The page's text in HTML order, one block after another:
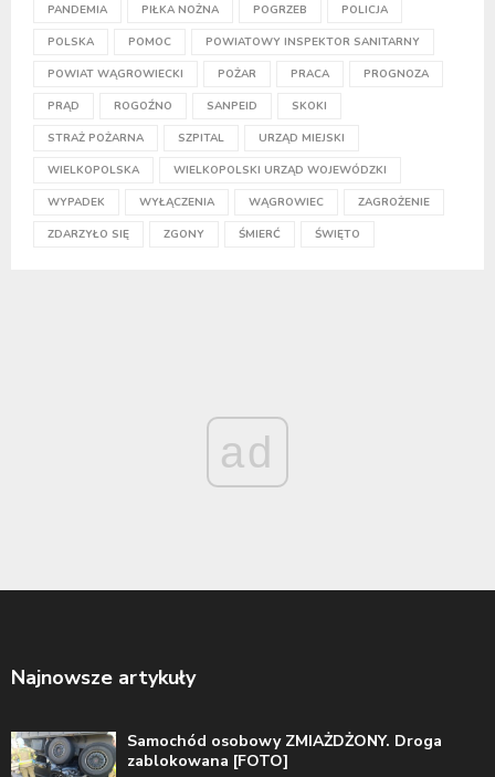
PANDEMIA PIŁKA NOŻNA POGRZEB POLICJA
POLSKA POMOC POWIATOWY INSPEKTOR SANITARNY
POWIAT WĄGROWIECKI POŻAR PRACA PROGNOZA
PRĄD ROGOŹNO SANPEID SKOKI
STRAŻ POŻARNA SZPITAL URZĄD MIEJSKI
WIELKOPOLSKA WIELKOPOLSKI URZĄD WOJEWÓDZKI
WYPADEK WYŁĄCZENIA WĄGROWIEC ZAGROŻENIE
ZDARZYŁO SIĘ ZGONY ŚMIERĆ ŚWIĘTO
ad
Najnowsze artykuły
Samochód osobowy ZMIAŻDŻONY. Droga
zablokowana [FOTO]